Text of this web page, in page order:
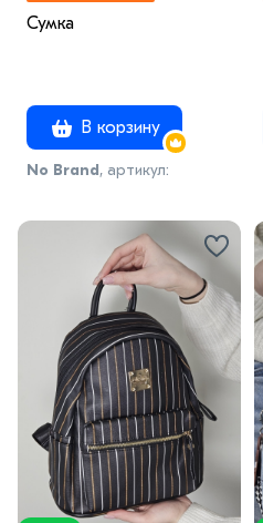
Сумка
В корзину
No Brand, артикул: